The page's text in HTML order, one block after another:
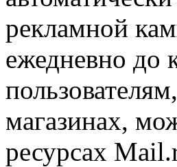
рекламной
ежедневно до
магазинах,
ресурсах